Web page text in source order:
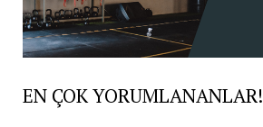
EN ÇOK YORUMLANANLAR!